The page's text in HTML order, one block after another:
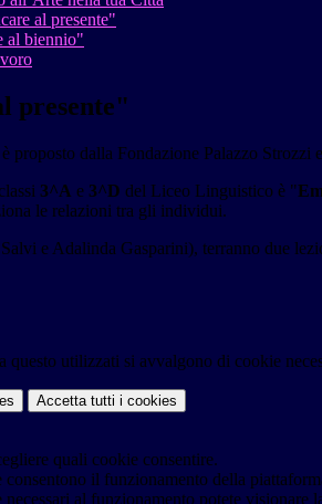
al presente"
al biennio"
presente"
proposto dalla Fondazione Palazzo Strozzi
3^A e 3^D del Liceo Linguistico è "
le relazioni tra gli individui.
e Adalinda Gasparini), terranno due
questo utilizzati si avvalgono di cookie
Accetta tutti i cookies
quali cookie consentire.
consentono il funzionamento della
al funzionamento potete visionare